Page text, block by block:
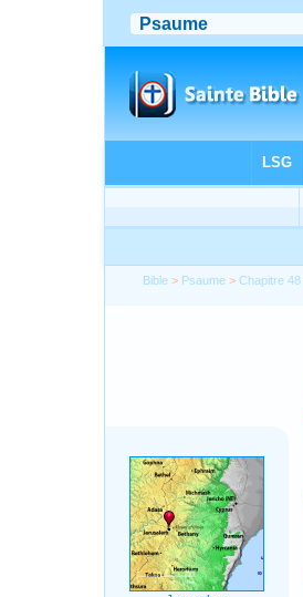
Bible > Psaume >Chapitre 48